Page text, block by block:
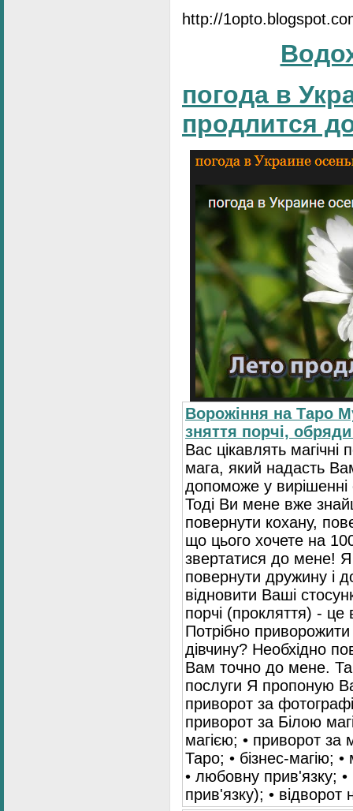
http://
погода в
продлится
Ворожіння на Таро
зняття порчі,
Вас цікавлять
мага, який надасть
допоможе у вирішенні
Тоді Ви мене вже
повернути кохану,
що цього хочете на
звертатися до мене!
повернути дружину і
відновити Ваші
порчі (прокляття) - це
Потрібно
дівчину? Необхідно
Вам точно до мене.
послуги Я пропоную
приворот за
приворот за Білою
магією; • приворот за
Таро; • бізнес-магію;
• любовну прив'язку; •
прив'язку); • відворот